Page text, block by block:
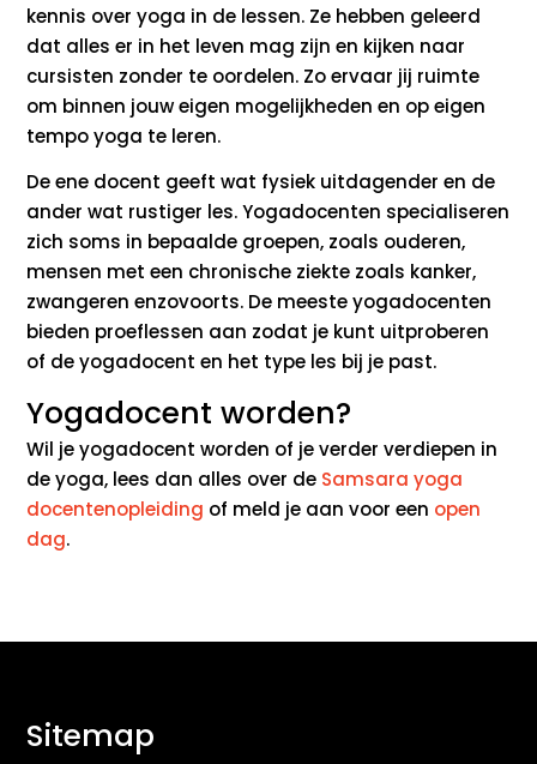
kennis over yoga in de lessen. Ze hebben geleerd
dat alles er in het leven mag zijn en kijken naar
cursisten zonder te oordelen. Zo ervaar jij ruimte
om binnen jouw eigen mogelijkheden en op eigen
tempo yoga te leren.
De ene docent geeft wat fysiek uitdagender en de
ander wat rustiger les. Yogadocenten specialiseren
zich soms in bepaalde groepen, zoals ouderen,
mensen met een chronische ziekte zoals kanker,
zwangeren enzovoorts. De meeste yogadocenten
bieden proeflessen aan zodat je kunt uitproberen
of de yogadocent en het type les bij je past.
Yogadocent worden?
Wil je yogadocent worden of je verder verdiepen in
de yoga, lees dan alles over de Samsara yoga
docentenopleiding of meld je aan voor een open
dag.
Sitemap